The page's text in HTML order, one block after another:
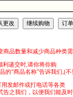
少商品种类需按“
网络问题不
的“商品名称”告诉我们,(
”里留言，也
告之我们，以便我们能及